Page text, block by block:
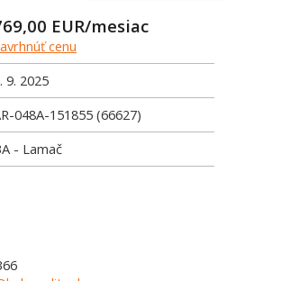
EUR/mesiac
cenu
9. 2025
048A-151855 (66627)
- Lamač